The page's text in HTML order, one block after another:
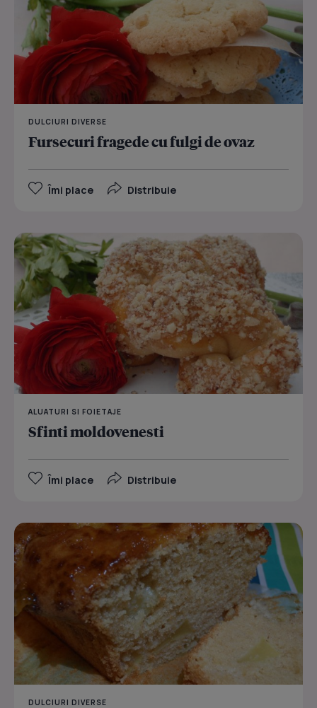
DULCIURI DIVERSE
Fursecuri fragede cu fulgi de ovaz
Îmi place Distribuie
ALUATURI SI FOIETAJE
Sfinti moldovenesti
Îmi place Distribuie
DULCIURI DIVERSE